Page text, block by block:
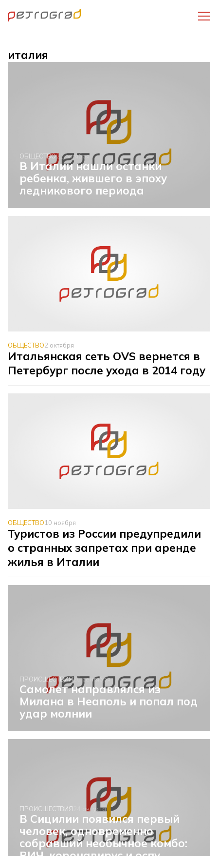
италия
ОБЩЕСТВО21 октября
В Италии нашли останки
ребенка, жившего в эпоху
ледникового периода
ОБЩЕСТВО2 октября
Итальянская сеть OVS вернется в
Петербург после ухода в 2014 году
ОБЩЕСТВО10 ноября
Туристов из России предупредили
о странных запретах при аренде
жилья в Италии
ПРОИСШЕСТВИЯ26 сентября
Самолет направлялся из
Милана в Неаполь и попал под
удар молнии
ПРОИСШЕСТВИЯ 24 августа
В Сицилии появился первый
человек, одновременно
собравший необычное комбо: